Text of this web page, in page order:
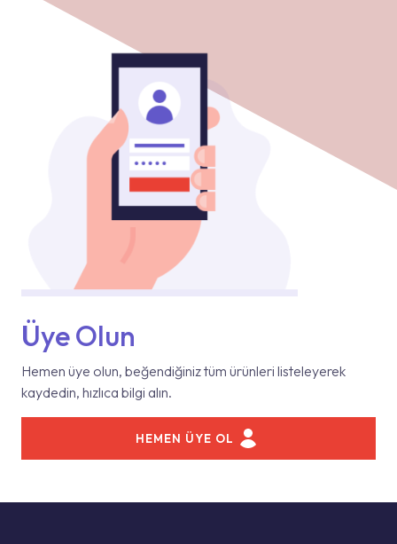
Üye Olun
Hemen üye olun, beğendiğiniz tüm ürünleri listeleyerek
kaydedin, hızlıca bilgi alın.
HEMEN ÜYE OL